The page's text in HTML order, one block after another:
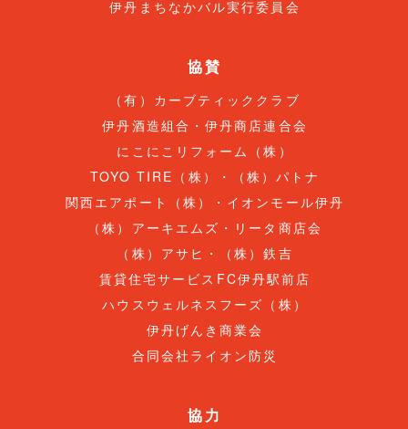
伊丹まちなかバル実行委員会
協賛
（有）カーブティッククラブ
伊丹酒造組合・伊丹商店連合会
にこにこリフォーム（株）
TOYO TIRE（株）・（株）パトナ
関西エアポート（株）・イオンモール伊丹
（株）アーキエムズ・リータ商店会
（株）アサヒ・（株）鉄吉
賃貸住宅サービスFC伊丹駅前店
ハウスウェルネスフーズ（株）
伊丹げんき商業会
合同会社ライオン防災
協力